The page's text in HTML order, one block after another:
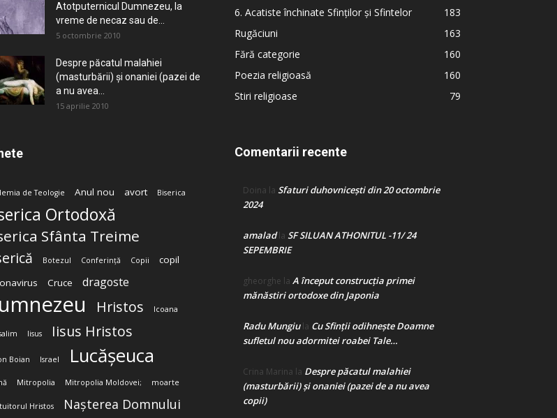
Atotputernicul Dumnezeu, la
vreme de necaz sau de...
5 octombrie 2010
Despre păcatul malahiei
(masturbării) şi onaniei (pazei de
a nu avea...
15 aprilie 2010
de Teologie Anul nou avort Biserica
Ortodoxă
Sfânta Treime
Botezul Conferință Copii
copil
Cruce dragoste
Hristos Icoana
Iisus Iisus Hristos
Boian Israel Lucășeuca
Mitropolia Mitropolia Moldovei; moarte
Hristos Nașterea Domnului
6. Acatiste închinate Sfinților și Sfintelor
183
Rugăciuni
163
Fără categorie
160
Poezia religioasă
160
Stiri religioase
79
Comentarii recente
Doina la Sfaturi duhovnicești din 20 octombrie
2024
amaladla SF SILUAN ATHONITUL -11/ 24
SEPEMBRIE
gheorghe la A început construcţia primei
mănăstiri ortodoxe din Japonia
Radu Mungiula Cu Sfinții odihnește Doamne
sufletul nou adormitei roabei Tale…
Crina Marina la Despre păcatul malahiei
(masturbării) şi onaniei (pazei de a nu avea
copii)